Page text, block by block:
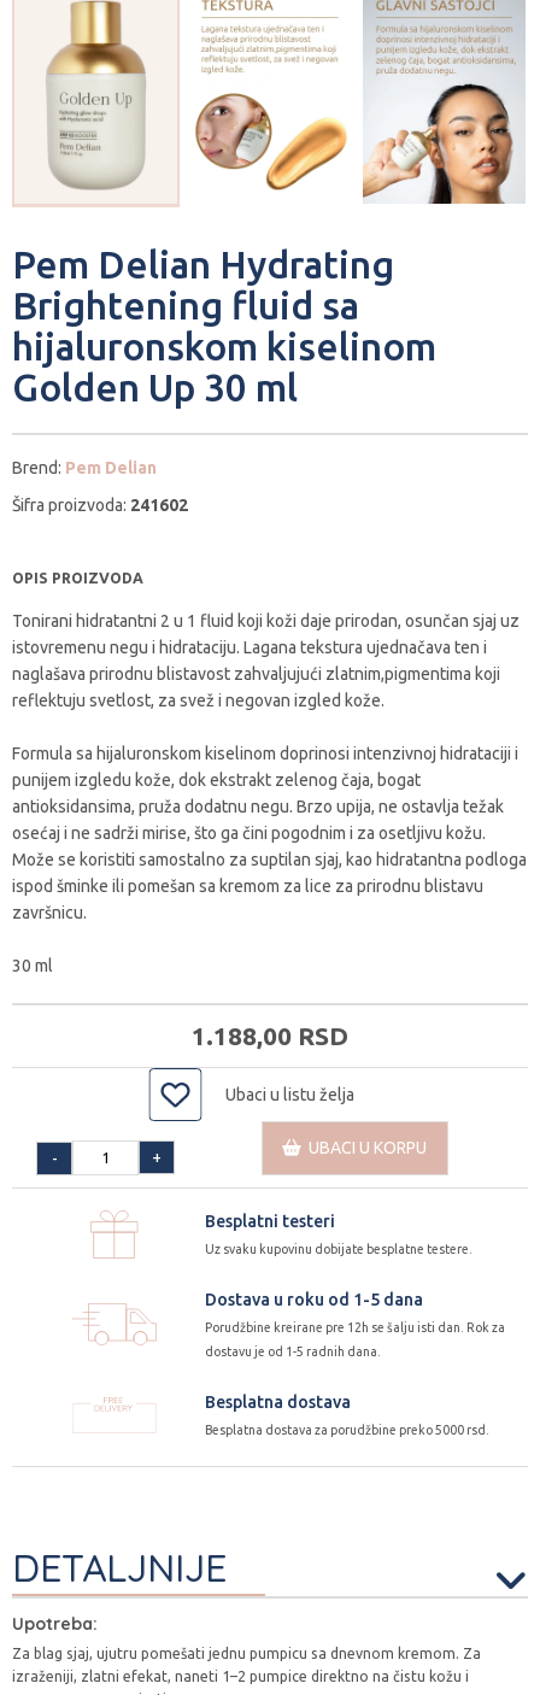
Pem Delian Hydrating
Brightening fluid sa
hijaluronskom kiselinom
Golden Up 30 ml
Brend: Pem Delian
Šifra proizvoda: 241602
OPIS PROIZVODA
Tonirani hidratantni 2 u 1 fluid koji koži daje prirodan, osunčan sjaj uz
istovremenu negu i hidrataciju. Lagana tekstura ujednačava ten i
naglašava prirodnu blistavost zahvaljujući zlatnim,pigmentima koji
reflektuju svetlost, za svež i negovan izgled kože.
Formula sa hijaluronskom kiselinom doprinosi intenzivnoj hidrataciji i
punijem izgledu kože, dok ekstrakt zelenog čaja, bogat
antioksidansima, pruža dodatnu negu. Brzo upija, ne ostavlja težak
osećaj i ne sadrži mirise, što ga čini pogodnim i za osetljivu kožu.
Može se koristiti samostalno za suptilan sjaj, kao hidratantna podloga
ispod šminke ili pomešan sa kremom za lice za prirodnu blistavu
završnicu.
30 ml
1.188,00 RSD
+
-
Ubaci u listu želja
UBACI U KORPU
Besplatni testeri
Uz svaku kupovinu dobijate besplatne testere.
Dostava u roku od 1-5 dana
Porudžbine kreirane pre 12h se šalju isti dan. Rok za
dostavu je od 1-5 radnih dana.
Besplatna dostava
Besplatna dostava za porudžbine preko 5000 rsd.
DETALJNIJE
Upotreba:
Za blag sjaj, ujutru pomešati jednu pumpicu sa dnevnom kremom. Za
izraženiji, zlatni efekat, naneti 1–2 pumpice direktno na čistu kožu i